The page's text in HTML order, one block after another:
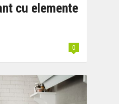
cu elemente
0